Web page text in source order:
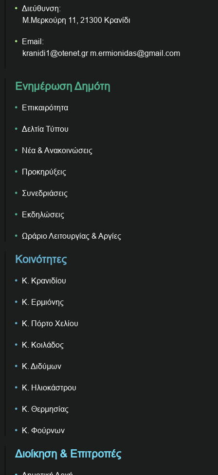
Διεύθυνση:
Μ.Μερκούρη 11, 21300 Κρανίδι
Email:
kranidi1@otenet.gr m.ermionidas@gmail.com
Ενημέρωση Δημότη
Επικαιρότητα
Δελτία Τύπου
Νέα & Ανακοινώσεις
Προκηρύξεις
Συνεδριάσεις
Εκδηλώσεις
Ωράριο Λειτουργίας & Αργίες
Κοινότητες
Κ. Κρανιδίου
Κ. Ερμιόνης
Κ. Πόρτο Χελίου
Κ. Κοιλάδος
Κ. Διδύμων
Κ. Ηλιοκάστρου
Κ. Θερμησίας
Κ. Φούρνων
Διοίκηση & Επιτροπές